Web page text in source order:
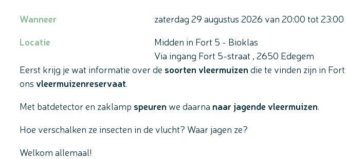
Wanneer zaterdag 29 augustus 2026 van 20:00 tot23:00
Locatie
Midden in Fort 5 - Bioklas
Via ingang Fort 5-straat , 2650 Edegem
Eerst krijg je wat informatie over de soorten vleermuizen die te vinden zijn in
ons vleermuizenreservaat.
Met batdetector en zaklamp speuren we daarna naar jagende vleermuizen.
Hoe verschalken ze insecten in de vlucht? Waar jagen ze?
Welkom allemaal!